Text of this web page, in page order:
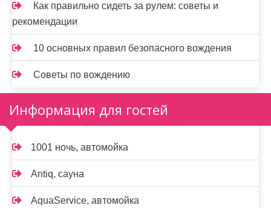
Как правильно сидеть за рулем: советы и
рекомендации
10 основных правил безопасного вождения
Советы по вождению
Информация для гостей
1001 ночь, автомойка
Antiq, сауна
AquaService, автомойка